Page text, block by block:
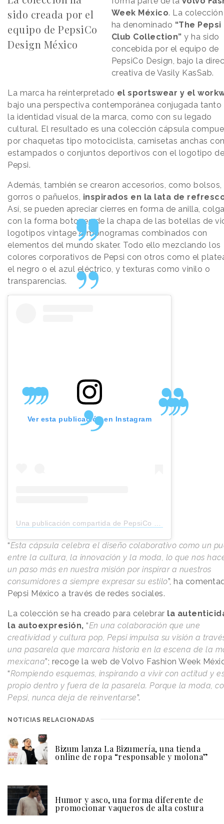
sido creada por el
equipo de PepsiCo
Design México
Week México. La
ha denominado “The Pepsi
Club Collection”y ha sido
concebida por el equipo de
PepsiCo Design, bajo la
creativa de Vasily KasSab.
La marca ha reinterpretado el sportswear y el
bajo una perspectiva contemporánea conjugada tanto
la identidad visual de la marca, como con su legado
cultural. El resultado es una colección cápsula
por chaquetas tipo motociclista, camisetas anchas
estampados o conjuntos deportivos con el logotipo de
Pepsi.
Además, también se crearon accesorios, como bolsos,
gorros o pañuelos, inspirados en la lata de
Así, se pueden apreciar cierres en forma de anilla,
con la forma botones de la chapa de las botellas de
logotipos vintage o monogramas combinados con
elementos del mundo skater. Todo ello mezclando los
colores corporativos de Pepsi con otros como el
el negro o el azul eléctrico, y texturas como vinilo o
transparencias.
Ver esta publicación en Instagram
Una publicación compartida de PepsiCo Mexico (@pepsicomex)
“Esta cápsula celebra el diseño colaborativo como un
entre la cultura, la innovación y la moda, lo que nos
un paso más en nuestra misión por inspirar a nuestros
consumidores a siempre expresar su estilo”, ha
Pepsi México a través de redes sociales.
La colección se ha creado para celebrar la
la autoexpresión, “En una colaboración que une
creatividad y cultura pop, Pepsi impulsa su visión a
una pasarela que marcara historia en la escena de la
mexicana”; recoge la web de Volvo Fashion Week
“Rompiendo esquemas, inspirando a vivir con actitud y
propio dentro y fuera de la pasarela. Porque la moda,
Pepsi, nunca deja de reinventarse”.
NOTICIAS RELACIONADAS
Bizum lanza La Bizumería, una tienda
online de ropa “responsable y molona”
Humor y asco, una forma diferente de
promocionar vaqueros de alta costura